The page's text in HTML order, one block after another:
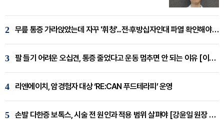
2 무릎 통증 가라앉았는데 자꾸 '휘청'...전·후방십자인대 파열 확인해야 [곽우경 원장 칼럼]
3 팔 들기 어려운 오십견, 통증 줄었다고 운동 멈추면 안 되는 이유 [이병욱 원장 칼럼]
4 리엔에이치, 암경험자 대상 ‘RE:CAN 푸드테라피’ 운영
5 손발 다한증 보톡스, 시술 전 원인과 적용 범위 살펴야 [강윤일 원장 칼럼]